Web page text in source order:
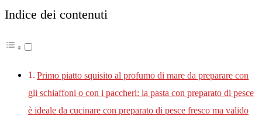
Indice dei contenuti
Primo piatto squisito al profumo di mare da preparare con
gli schiaffoni o con i paccheri: la pasta con preparato di pesce
è ideale da cucinare con preparato di pesce fresco ma valido